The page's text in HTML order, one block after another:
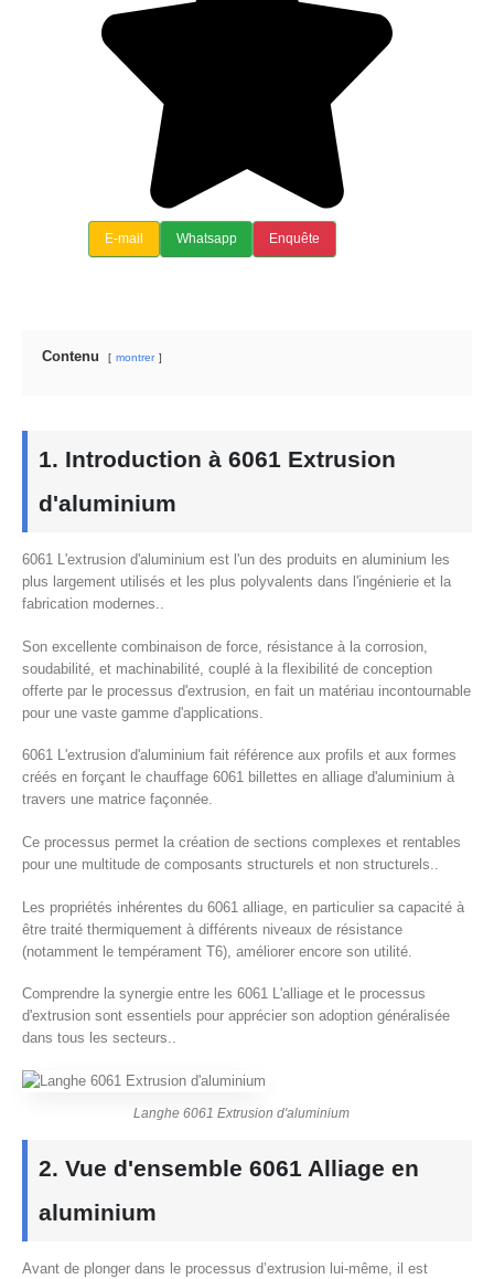
E-mail Whatsapp Enquête
Contenu montrer
1. Introduction à 6061 Extrusion
d'aluminium
6061 L'extrusion d'aluminium est l'un des produits en aluminium les
plus largement utilisés et les plus polyvalents dans l'ingénierie et la
fabrication modernes..
Son excellente combinaison de force, résistance à la corrosion,
soudabilité, et machinabilité, couplé à la flexibilité de conception
offerte par le processus d'extrusion, en fait un matériau incontournable
pour une vaste gamme d'applications.
6061 L'extrusion d'aluminium fait référence aux profils et aux formes
créés en forçant le chauffage 6061 billettes en alliage d'aluminium à
travers une matrice façonnée.
Ce processus permet la création de sections complexes et rentables
pour une multitude de composants structurels et non structurels..
Les propriétés inhérentes du 6061 alliage, en particulier sa capacité à
être traité thermiquement à différents niveaux de résistance
(notamment le tempérament T6), améliorer encore son utilité.
Comprendre la synergie entre les 6061 L'alliage et le processus
d'extrusion sont essentiels pour apprécier son adoption généralisée
dans tous les secteurs..
Langhe 6061 Extrusion d'aluminium
2. Vue d'ensemble 6061 Alliage en
aluminium
Avant de plonger dans le processus d’extrusion lui-même, il est